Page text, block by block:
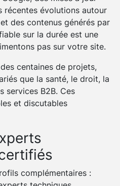
récentes évolutions autour
des contenus générés par
sur la durée est une
pas sur votre site.
centaines de projets,
que la santé, le droit, la
services B2B. Ces
et discutables
complémentaires :